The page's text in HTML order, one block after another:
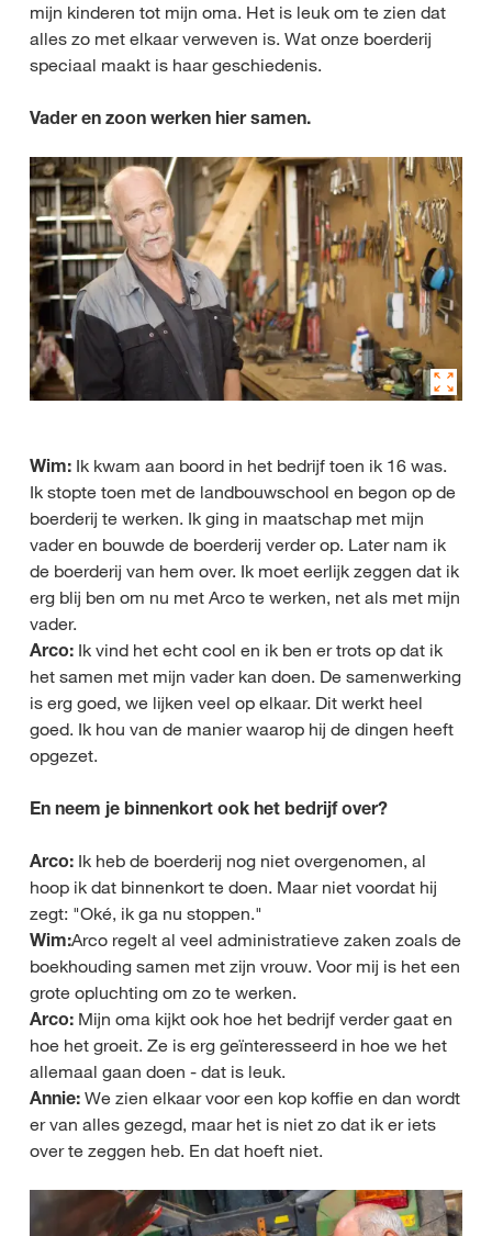
mijn kinderen tot mijn oma. Het is leuk om te zien dat
alles zo met elkaar verweven is. Wat onze boerderij
speciaal maakt is haar geschiedenis.
Vader en zoon werken hier samen.
Wim: Ik kwam aan boord in het bedrijf toen ik 16 was.
Ik stopte toen met de landbouwschool en begon op de
boerderij te werken. Ik ging in maatschap met mijn
vader en bouwde de boerderij verder op. Later nam ik
de boerderij van hem over. Ik moet eerlijk zeggen dat ik
erg blij ben om nu met Arco te werken, net als met mijn
vader.
Arco: Ik vind het echt cool en ik ben er trots op dat ik
het samen met mijn vader kan doen. De samenwerking
is erg goed, we lijken veel op elkaar. Dit werkt heel
goed. Ik hou van de manier waarop hij de dingen heeft
opgezet.
En neem je binnenkort ook het bedrijf over?
Arco: Ik heb de boerderij nog niet overgenomen, al
hoop ik dat binnenkort te doen. Maar niet voordat hij
zegt: "Oké, ik ga nu stoppen."
Wim:Arco regelt al veel administratieve zaken zoals de
boekhouding samen met zijn vrouw. Voor mij is het een
grote opluchting om zo te werken.
Arco: Mijn oma kijkt ook hoe het bedrijf verder gaat en
hoe het groeit. Ze is erg geïnteresseerd in hoe we het
allemaal gaan doen - dat is leuk.
Annie: We zien elkaar voor een kop koffie en dan wordt
er van alles gezegd, maar het is niet zo dat ik er iets
over te zeggen heb. En dat hoeft niet.